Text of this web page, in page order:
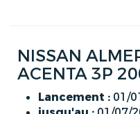
NISSAN
ACENTA 3P
Lancement : 01/